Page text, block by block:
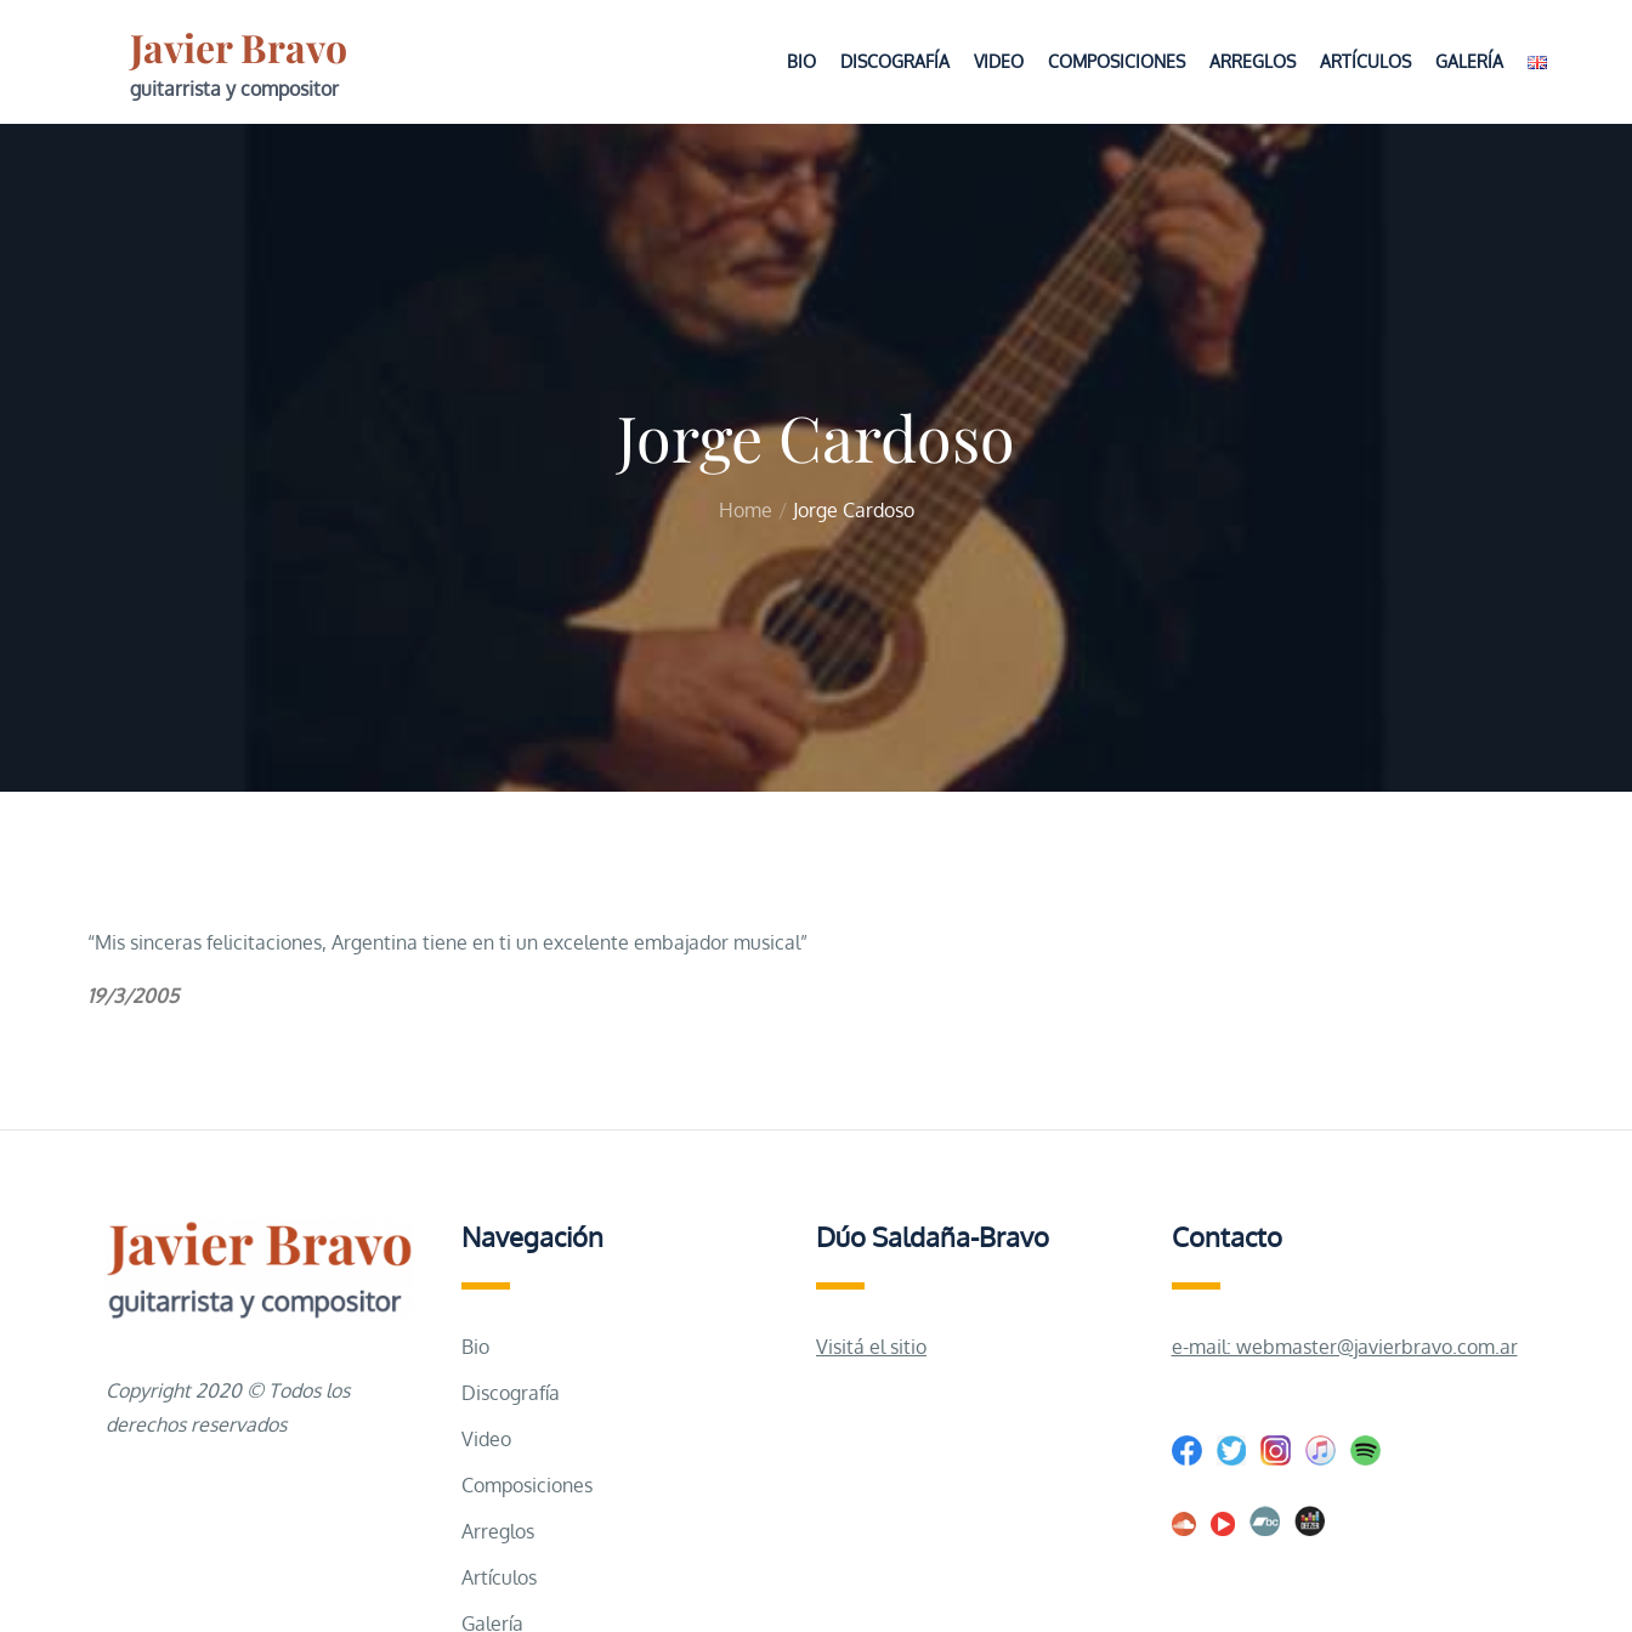
Javier Bravo
guitarrista y compositor
BIO DISCOGRAFÍA VIDEO COMPOSICIONES ARREGLOS ARTÍCULOS GALERÍA
Jorge Cardoso
Home Jorge Cardoso
“Mis sinceras felicitaciones, Argentina tiene en ti un excelente embajador musical”
19/3/2005
Copyright 2020 © Todos los
derechos reservados
Navegación
Bio
Discografía
Video
Composiciones
Arreglos
Artículos
Galería
Dúo Saldaña-Bravo
Visitá el sitio
Contacto
e-mail: webmaster@javierbravo.com.ar